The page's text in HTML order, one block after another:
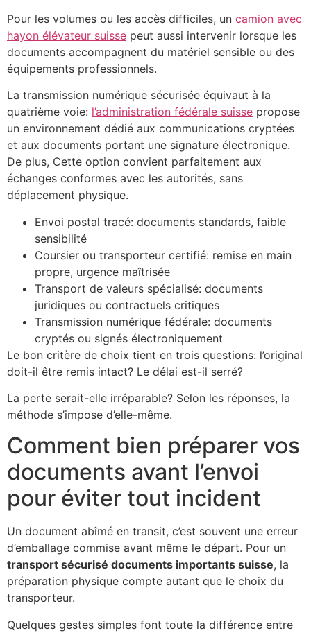
Pour les volumes ou les accès difficiles, un camion avec
hayon élévateur suisse peut aussi intervenir lorsque les
documents accompagnent du matériel sensible ou des
équipements professionnels.
La transmission numérique sécurisée équivaut à la
quatrième voie: l’administration fédérale suisse propose
un environnement dédié aux communications cryptées
et aux documents portant une signature électronique.
De plus, Cette option convient parfaitement aux
échanges conformes avec les autorités, sans
déplacement physique.
Envoi postal tracé: documents standards, faible
sensibilité
Coursier ou transporteur certifié: remise en main
propre, urgence maîtrisée
Transport de valeurs spécialisé: documents
juridiques ou contractuels critiques
Transmission numérique fédérale: documents
cryptés ou signés électroniquement
Le bon critère de choix tient en trois questions: l’original
doit-il être remis intact? Le délai est-il serré?
La perte serait-elle irréparable? Selon les réponses, la
méthode s’impose d’elle-même.
Comment bien préparer vos
documents avant l’envoi
pour éviter tout incident
Un document abîmé en transit, c’est souvent une erreur
d’emballage commise avant même le départ. Pour un
transport sécurisé documents importants suisse, la
préparation physique compte autant que le choix du
transporteur.
Quelques gestes simples font toute la différence entre